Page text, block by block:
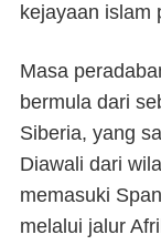
kejayaan islam
Masa
bermula dari
Siberia, yang
Diawali dari
memasuki
melalui jalur